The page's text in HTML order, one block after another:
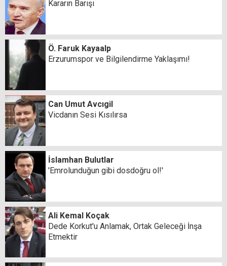
Kararın Barışı
Ö. Faruk Kayaalp
Erzurumspor ve Bilgilendirme Yaklaşımı!
Can Umut Avcıgil
Vicdanın Sesi Kısılırsa
İslamhan Bulutlar
'Emrolunduğun gibi dosdoğru ol!'
Ali Kemal Koçak
Dede Korkut'u Anlamak, Ortak Geleceği İnşa
Etmektir